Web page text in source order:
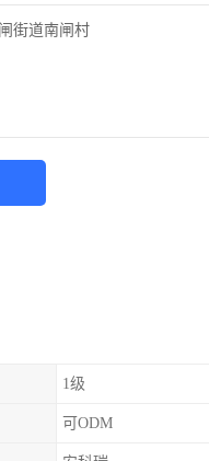
街道南闸村
1级
可ODM